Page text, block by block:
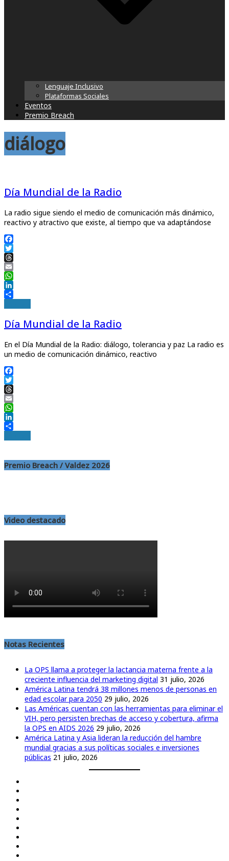
Lenguaje Inclusivo
Plataformas Sociales
Eventos
Premio Breach
diálogo
Día Mundial de la Radio
La radio sigue siendo el medio de comunicación más dinámico,
reactivo y atractivo que existe, al tiempo que va adaptándose
Facebook
Twitter
Threads
Email
WhatsApp
LinkedIn
Día Mundial de la Radio
En el Día Mundial de la Radio: diálogo, tolerancia y paz La radio es
un medio de comunicación dinámico, reactivo
Facebook
Twitter
Threads
Email
WhatsApp
LinkedIn
Premio Breach / Valdez 2026
Video destacado
Notas Recientes
La OPS llama a proteger la lactancia materna frente a la
creciente influencia del marketing digital 31 julio, 2026
América Latina tendrá 38 millones menos de personas en
edad escolar para 2050 29 julio, 2026
Las Américas cuentan con las herramientas para eliminar el
VIH, pero persisten brechas de acceso y cobertura, afirma
la OPS en AIDS 2026 29 julio, 2026
América Latina y Asia lideran la reducción del hambre
mundial gracias a sus políticas sociales e inversiones
públicas 21 julio, 2026